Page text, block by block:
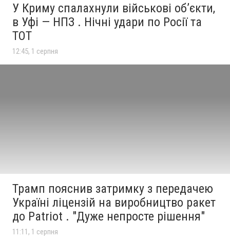
У Криму спалахнули військові об’єкти,
в Уфі — НПЗ . Нічні удари по Росії та
ТОТ
12:45, 1 серпня
Трамп пояснив затримку з передачею
Україні ліцензій на виробництво ракет
до Patriot . "Дуже непросте рішення"
11:11, 1 серпня